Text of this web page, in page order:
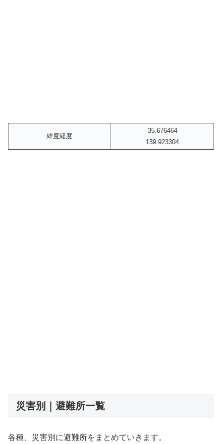
緯度経度
35.676464
139.923304
災害別｜避難所一覧
各種、災害別に避難所をまとめていきます。